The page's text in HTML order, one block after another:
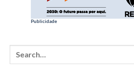
Publicidade